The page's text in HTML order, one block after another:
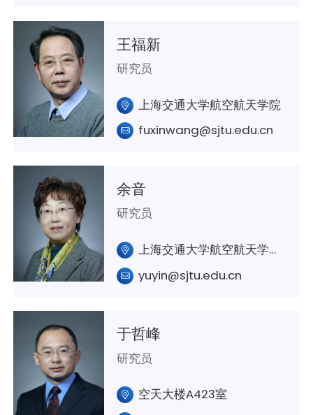
王福新
研究员
上海交通大学航空航天学院
fuxinwang@sjtu.edu.cn
余音
研究员
上海交通大学航空航天学院A429室
yuyin@sjtu.edu.cn
于哲峰
研究员
空天大楼A423室